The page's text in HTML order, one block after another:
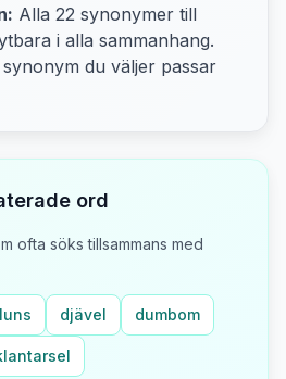
Alla 22 synonymer till
i alla sammanhang.
du väljer passar
ord
ofta söks tillsammans med
djävel dumbom